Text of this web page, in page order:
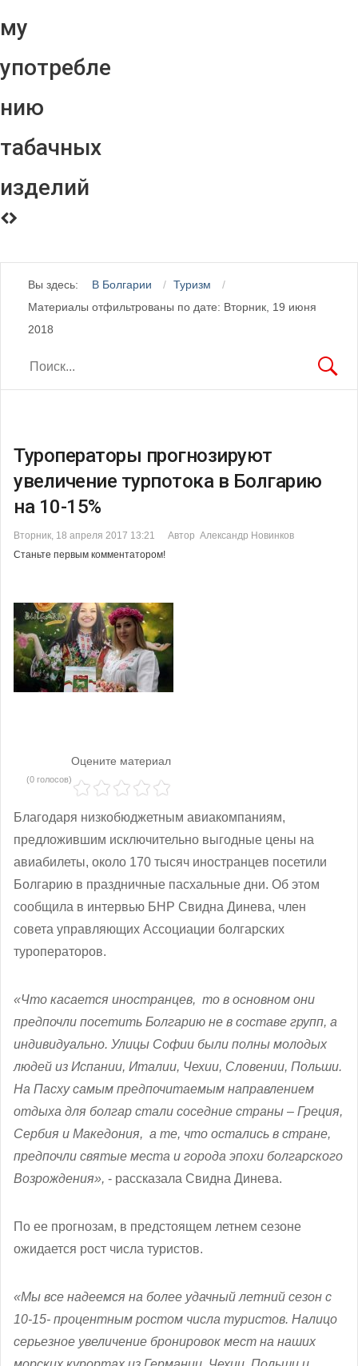
му
употребле
нию
табачных
изделий
Вы здесь: В Болгарии
Туризм
Материалы отфильтрованы по дате: Вторник, 19 июня
2018
Туроператоры прогнозируют
увеличение турпотока в Болгарию
на 10-15%
Вторник, 18 апреля 2017 13:21
Автор Александр Новинков
Станьте первым комментатором!
Оцените материал
(0 голосов)
Благодаря низкобюджетным авиакомпаниям,
предложившим исключительно выгодные цены на
авиабилеты, около 170 тысяч иностранцев посетили
Болгарию в праздничные пасхальные дни. Об этом
сообщила в интервью БНР Свидна Динева, член
совета управляющих Ассоциации болгарских
туроператоров.
«Что касается иностранцев, то в основном они
предпочли посетить Болгарию не в составе групп, а
индивидуально. Улицы Софии были полны молодых
людей из Испании, Италии, Чехии, Словении, Польши.
На Пасху самым предпочитаемым направлением
отдыха для болгар стали соседние страны – Греция,
Сербия и Македония, а те, что остались в стране,
предпочли святые места и города эпохи болгарского
Возрождения», - рассказала Свидна Динева.
По ее прогнозам, в предстоящем летнем сезоне
ожидается рост числа туристов.
«Мы все надеемся на более удачный летний сезон с
10-15- процентным ростом числа туристов. Налицо
серьезное увеличение бронировок мест на наших